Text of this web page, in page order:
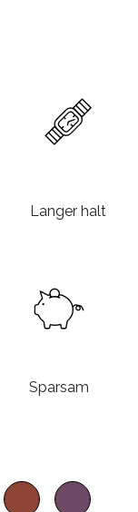
Langer halt
Sparsam